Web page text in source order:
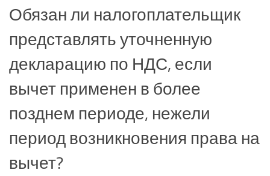
Обязан ли налогоплательщик
представлять уточненную
декларацию по НДС, если
вычет применен в более
позднем периоде, нежели
период возникновения права на
вычет?